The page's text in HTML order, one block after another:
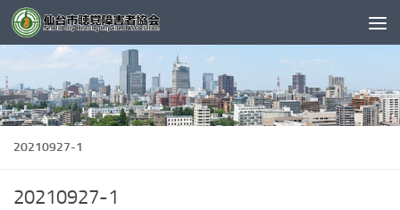
コンテンツへスキップ
20210927-1
20210927-1